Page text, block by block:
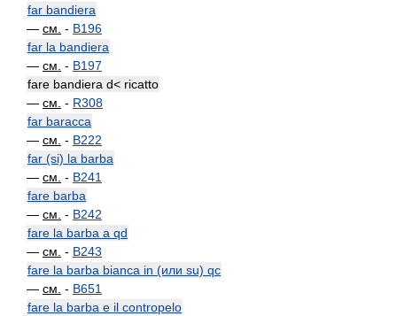
far bandiera
— см. - B196
far la bandiera
— см. - B197
fare bandiera d< ricatto
— см. - R308
far baracca
— см. - B222
far (si) la barba
— см. - B241
fare barba
— см. - B242
fare la barba a qd
— см. - B243
fare la barba bianca in (или su) qc
— см. - B651
fare la barba e il contropelo